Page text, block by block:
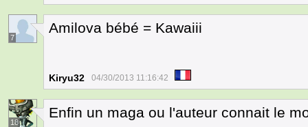
7
Amilova bébé = Kawaiii
Kiryu32 04/30/2013 11:16:42
18
Enfin un maga ou l'auteur connait le